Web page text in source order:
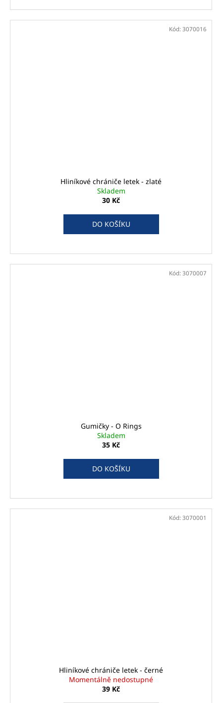
Hliníkové chrániče letek - zlaté
Skladem
30 Kč
DO KOŠÍKU
Kód: 3070016
Gumičky - O Rings
Skladem
35 Kč
DO KOŠÍKU
Kód: 3070007
Hliníkové chrániče letek - černé
Momentálně nedostupné
39 Kč
Kód: 3070001